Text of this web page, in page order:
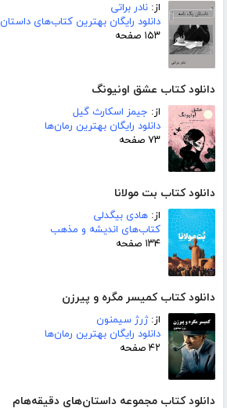
از: نادر براتی
دانلود رایگان بهترین کتاب‌های داستان
۱۵۳ صفحه
دانلود کتاب عشق اونیونگ
از: جیمز اسکارث گیل
دانلود رایگان بهترین رمان‌ها
۷۳ صفحه
دانلود کتاب بت مولانا
از: هادی بیگدلی
کتاب‌های اندیشه و مذهب
۱۳۴ صفحه
دانلود کتاب کمیسر مگره و پیرزن
از:ژرژ سیمنون
دانلود رایگان بهترین رمان‌ها
۴۲ صفحه
دانلود کتاب مجموعه داستان‌های دقیقه‌هام